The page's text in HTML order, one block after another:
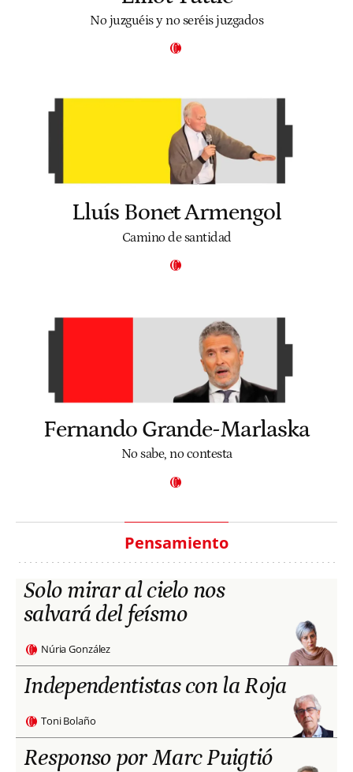
No juzguéis y no seréis juzgados
Lluís Bonet Armengol
Camino de santidad
Fernando Grande-Marlaska
No sabe, no contesta
Pensamiento
Solo mirar al cielo nos
salvará del feísmo
Núria González
Independentistas con la Roja
Toni Bolaño
Responso por Marc Puigtió